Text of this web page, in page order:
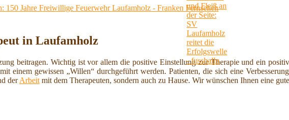
150 Jahre Freiwillige Feuerwehr Laufamholz - Franken Fernsehen
in Laufamholz
beitragen. Wichtig ist vor allem die positive Einstellung zur Therapie und ein
einem gewissen „Willen“ durchgeführt werden. Patienten, die sich eine
derArbeit mit dem Therapeuten, sondern auch zu Hause. Wir wünschen Ihnen eine